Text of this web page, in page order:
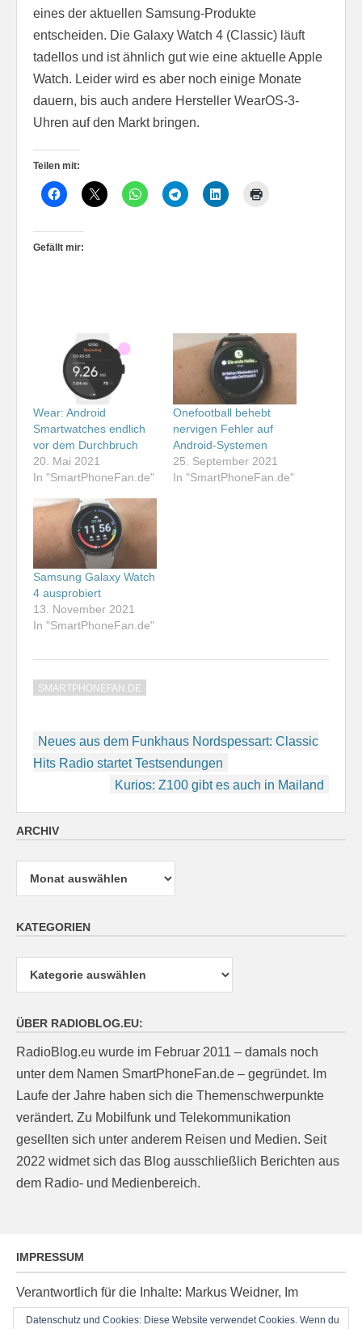
eines der aktuellen Samsung-Produkte
entscheiden. Die Galaxy Watch 4 (Classic) läuft
tadellos und ist ähnlich gut wie eine aktuelle Apple
Watch. Leider wird es aber noch einige Monate
dauern, bis auch andere Hersteller WearOS-3-
Uhren auf den Markt bringen.
Teilen mit:
Gefällt mir:
Wear: Android
Smartwatches endlich
vor dem Durchbruch
20. Mai 2021
In "SmartPhoneFan.de"
Onefootball behebt
nervigen Fehler auf
Android-Systemen
25. September 2021
In "SmartPhoneFan.de"
Samsung Galaxy Watch
4 ausprobiert
13. November 2021
In "SmartPhoneFan.de"
SMARTPHONEFAN.DE
Beitragsnavigation
Neues aus dem Funkhaus Nordspessart: Classic
Hits Radio startet Testsendungen
Kurios: Z100 gibt es auch in Mailand
ARCHIV
Archiv
KATEGORIEN
ÜBER RADIOBLOG.EU:
RadioBlog.eu wurde im Februar 2011 – damals noch
unter dem Namen SmartPhoneFan.de – gegründet. Im
Laufe der Jahre haben sich die Themenschwerpunkte
verändert. Zu Mobilfunk und Telekommunikation
gesellten sich unter anderem Reisen und Medien. Seit
2022 widmet sich das Blog ausschließlich Berichten aus
dem Radio- und Medienbereich.
IMPRESSUM
Verantwortlich für die Inhalte: Markus Weidner, Im
Ziegelacker 20, D-63599 Biebergemünd, E-Mail:
Datenschutz und Cookies: Diese Website verwendet Cookies. Wenn du